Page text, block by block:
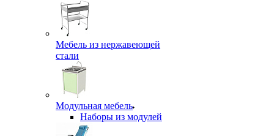
Мебель из нержавеющей
стали
Модульная мебель
Наборы из модулей